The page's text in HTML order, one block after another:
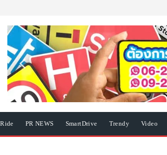
PR NEWS SmartDrive Trendy Video